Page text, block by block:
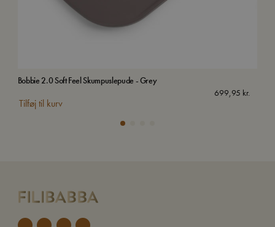
Bobbie 2.0 Soft Feel Skumpuslepude - Grey
699,95 kr.
Tilføj til kurv